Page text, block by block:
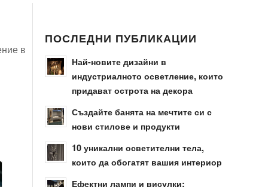
в
ПОСЛЕДНИ ПУБЛИКАЦИИ
Най-новите дизайни в
индустриалното осветление, които
придават острота на декора
Създайте банята на мечтите си с
нови стилове и продукти
10 уникални осветителни тела,
които да обогатят вашия интериор
Ефектни лампи и висулки: